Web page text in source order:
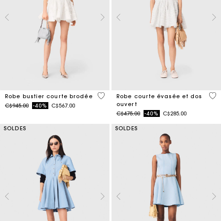
Robe bustier courte brodée
Price reduced from
C$945.00to-40% C$567.00
5 out of 5 Customer Rating
Robe courte évasée et dos
ouvert
Price reduced from
C$475.00to-40% C$285.00
3,7
SOLDES SOLDES